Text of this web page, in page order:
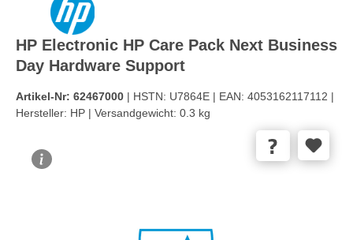
HP Electronic HP Care Pack Next Business
Day Hardware Support
Artikel-Nr: 62467000 | HSTN: U7864E | EAN: 4053162117112 |
Hersteller: HP | Versandgewicht: 0.3 kg